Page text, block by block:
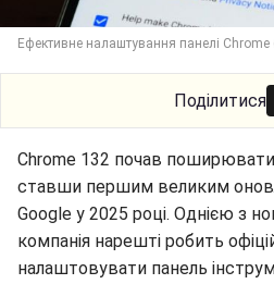
Ефективне налаштування панелі Chrome
Поділитися
Chrome 132 почав
ставши першим великим
Google у 2025 році. Однією з
компанія нарешті робить
налаштовувати панель